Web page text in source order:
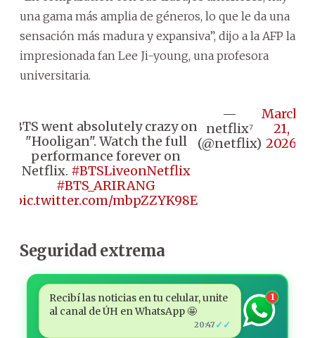
una gama más amplia de géneros, lo que le da una
sensación más madura y expansiva”, dijo a la AFP la
impresionada fan Lee Ji-young, una profesora
universitaria.
BTS went absolutely crazy on
"Hooligan". Watch the full
performance forever on
Netflix. #BTSLiveonNetflix
#BTS_ARIRANG
pic.twitter.com/mbpZZYK98E
—
netflix⁷
(@netflix)
March
21,
2026
Seguridad extrema
Recibí las noticias en tu celular, unite
al canal de ÚH en WhatsApp 🤩
20:47 ✓✓
1